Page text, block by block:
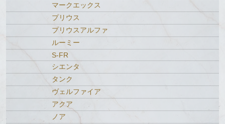
マークエックス
プリウス
プリウスアルファ
ルーミー
S-FR
シエンタ
タンク
ヴェルファイア
アクア
ノア